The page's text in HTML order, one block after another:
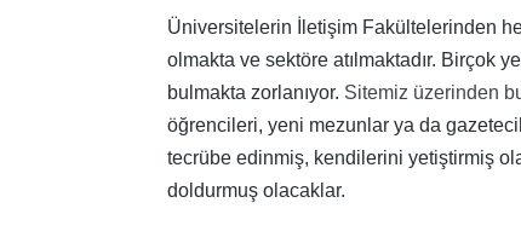
Üniversitelerin İletişim Fakültelerinden
olmakta ve sektöre atılmaktadır. Birçok
bulmakta zorlanıyor. Sitemiz üzerinden
öğrencileri, yeni mezunlar ya da
tecrübe edinmiş, kendilerini yetiştirmiş
doldurmuş olacaklar.